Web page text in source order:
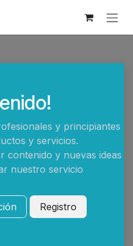
y principiantes
y servicios.
contenido y nuevas ideas
nuestro servicio
Registro